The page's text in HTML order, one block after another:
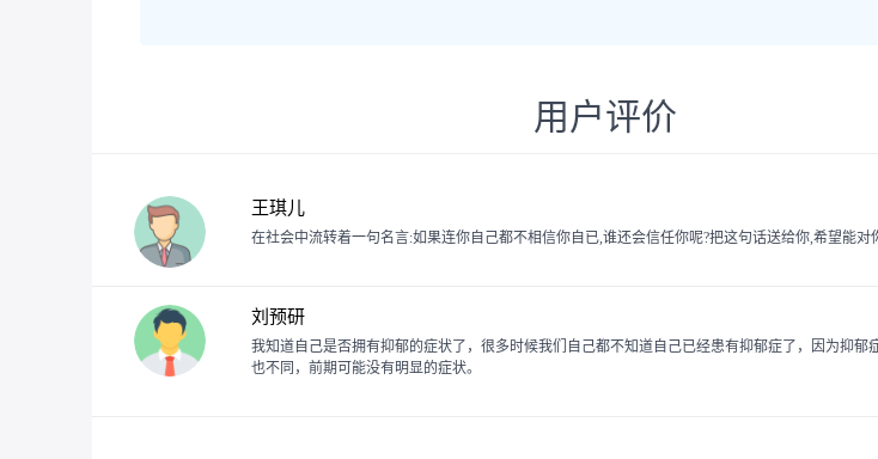
用户评价
王琪儿
在社会中流转着一句名言:如果连你自己都不相信你自已,谁还会信任你呢?把这句话送给你,希望能对
刘预研
我知道自己是否拥有抑郁的症状了，很多时候我们自己都不知道自己已经患有抑郁症了，因为抑郁
也不同，前期可能没有明显的症状。